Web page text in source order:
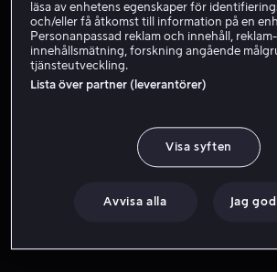
läsa av enhetens egenskaper för
och/eller få åtkomst till information på en
Personanpassad reklam och innehåll,
innehållsmätning, forskning angående
tjänsteutveckling.
Lista över partner (leverantörer)
Visa syften
Avvisa alla Jag